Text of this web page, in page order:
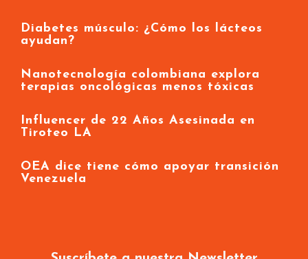
Medellín prohíbe cigarrillos electrónicos
en escuelas
Diabetes músculo: ¿Cómo los lácteos
ayudan?
Nanotecnología colombiana explora
terapias oncológicas menos tóxicas
Influencer de 22 Años Asesinada en
Tiroteo LA